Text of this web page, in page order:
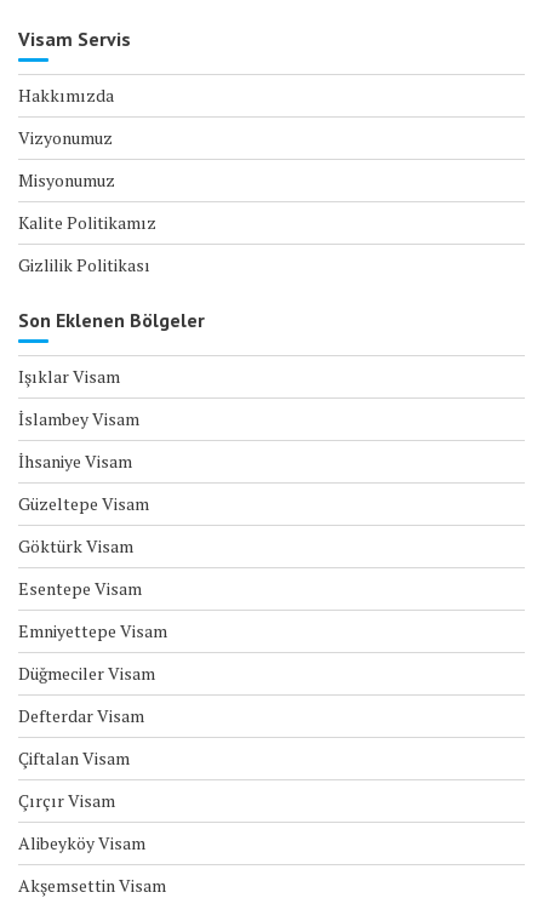
Visam Servis
Hakkımızda
Vizyonumuz
Misyonumuz
Kalite Politikamız
Gizlilik Politikası
Son Eklenen Bölgeler
Işıklar Visam
İslambey Visam
İhsaniye Visam
Güzeltepe Visam
Göktürk Visam
Esentepe Visam
Emniyettepe Visam
Düğmeciler Visam
Defterdar Visam
Çiftalan Visam
Çırçır Visam
Alibeyköy Visam
Akşemsettin Visam